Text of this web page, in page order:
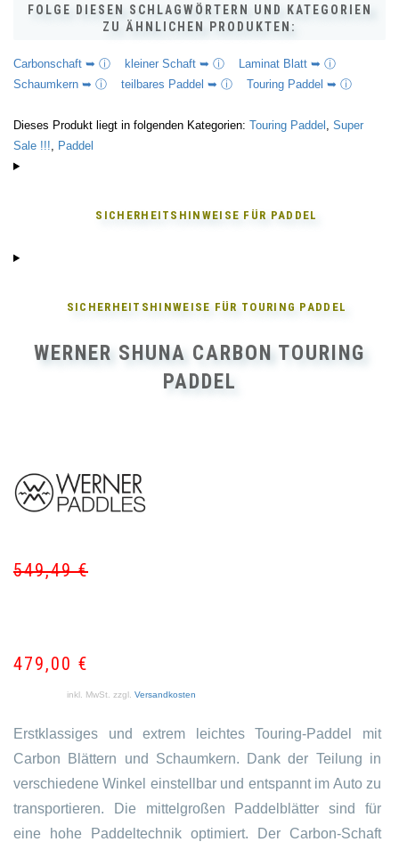
FOLGE DIESEN SCHLAGWÖRTERN UND KATEGORIEN
ZU ÄHNLICHEN PRODUKTEN:
Carbonschaft ➥ ⓘ kleiner Schaft ➥ ⓘ
Laminat Blatt ➥ ⓘ
Schaumkern ➥ ⓘ teilbares Paddel ➥ ⓘ Touring Paddel ➥ ⓘ
Dieses Produkt liegt in folgenden Kategorien: Touring Paddel , Super
Sale !!!, Paddel
SICHERHEITSHINWEISE FÜR PADDEL
SICHERHEITSHINWEISE FÜR TOURING PADDEL
WERNER SHUNA CARBON TOURING
PADDEL
549,49€
479,00 €
inkl. MwSt. zzgl. Versandkosten
Erstklassiges und extrem leichtes Touring-Paddel mit
Carbon Blättern und Schaumkern. Dank der Teilung in
verschiedene Winkel einstellbar und entspannt im Auto zu
transportieren. Die mittelgroßen Paddelblätter sind für
eine hohe Paddeltechnik optimiert. Der Carbon-Schaft